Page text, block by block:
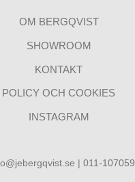
OM BERGQVIST
SHOWROOM
KONTAKT
POLICY OCH COOKIES
INSTAGRAM
| 011-107059